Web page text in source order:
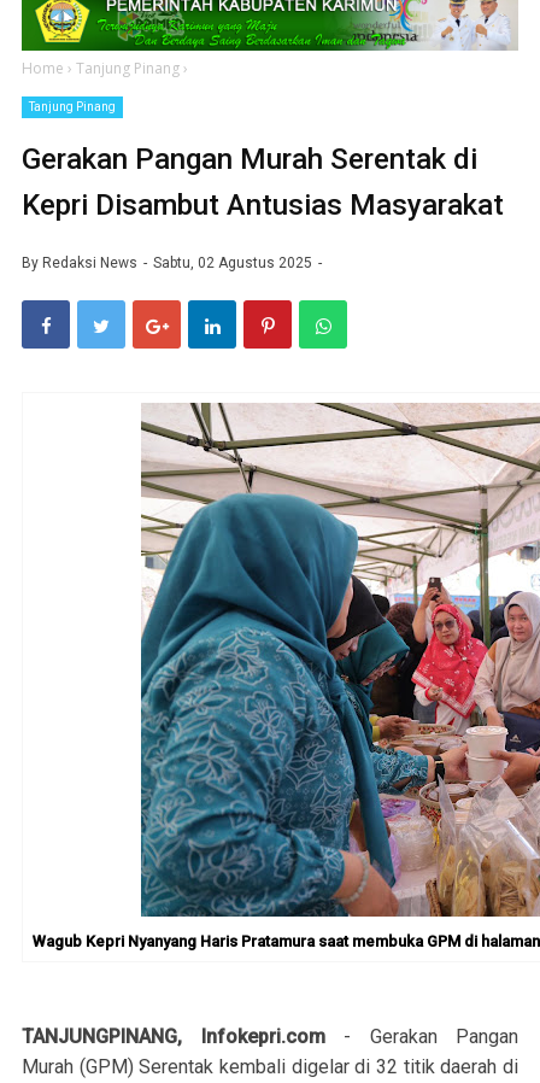
Home › Tanjung Pinang›
Tanjung Pinang
Gerakan Pangan Murah Serentak di
Kepri Disambut Antusias Masyarakat
By Redaksi News Sabtu, 02 Agustus 2025
Wagub Kepri Nyanyang Haris Pratamura saat membuka GPM di
TANJUNGPINANG, Infokepri.com - Gerakan Pangan
Murah (GPM) Serentak kembali digelar di 32 titik daerah di